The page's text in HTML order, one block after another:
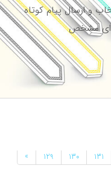
و ارسال پیام کوتاه
مشخص
» 129 130 131